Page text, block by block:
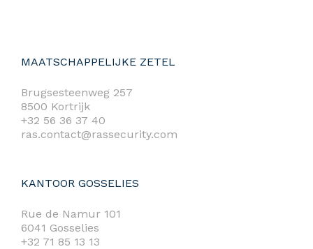
MAATSCHAPPELIJKE ZETEL
Brugsesteenweg 257
8500 Kortrijk
+32 56 36 37 40
ras.contact@rassecurity.com
KANTOOR GOSSELIES
Rue de Namur 101
6041 Gosselies
+32 71 85 13 13